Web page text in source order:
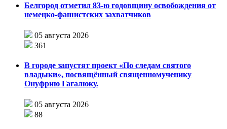
Белгород отметил 83-ю годовщину освобождения от
немецко-фашистских захватчиков
05 августа 2026
361
В городе запустят проект «По следам святого
владыки», посвящённый священномученику
Онуфрию Гагалюку.
05 августа 2026
88